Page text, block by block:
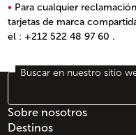
Para cualquier
tarjetas de marca
el : +212 522 48 97 60 .
Open in a new window
Footer
Buscar en nuestro sitio
Sobre nosotros
Destinos